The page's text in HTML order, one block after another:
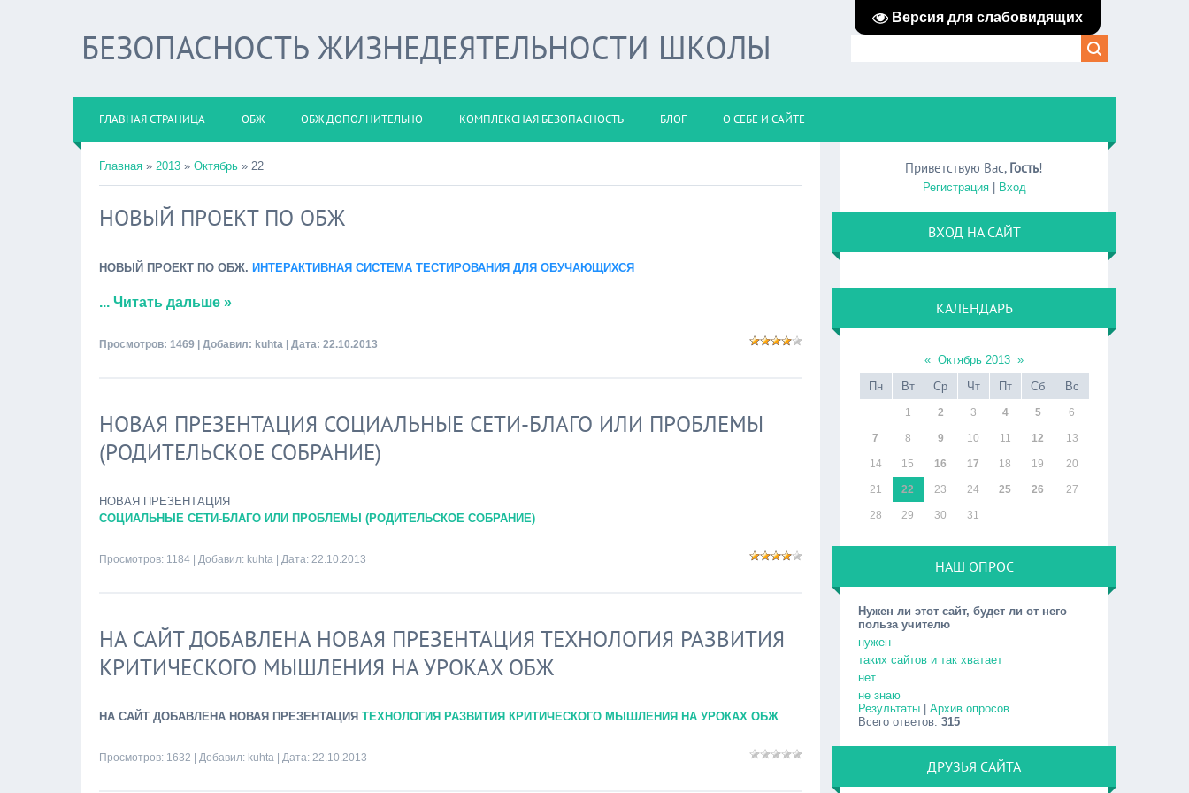
Версия для слабовидящих
БЕЗОПАСНОСТЬ ЖИЗНЕДЕЯТЕЛЬНОСТИ ШКОЛЫ
ГЛАВНАЯ СТРАНИЦА ОБЖ ОБЖ ДОПОЛНИТЕЛЬНО КОМПЛЕКСНАЯ БЕЗОПАСНОСТЬ БЛОГ О СЕБЕ И САЙТЕ
Главная » 2013 » Октябрь » 22
НОВЫЙ ПРОЕКТ ПО ОБЖ
НОВЫЙ ПРОЕКТ ПО ОБЖ. ИНТЕРАКТИВНАЯ СИСТЕМА ТЕСТИРОВАНИЯ ДЛЯ ОБУЧАЮЩИХСЯ
... Читать дальше »
Просмотров: 1469 | Добавил: kuhta | Дата: 22.10.2013
НОВАЯ ПРЕЗЕНТАЦИЯ СОЦИАЛЬНЫЕ СЕТИ-БЛАГО ИЛИ ПРОБЛЕМЫ
(РОДИТЕЛЬСКОЕ СОБРАНИЕ)
НОВАЯ ПРЕЗЕНТАЦИЯ
СОЦИАЛЬНЫЕ СЕТИ-БЛАГО ИЛИ ПРОБЛЕМЫ (РОДИТЕЛЬСКОЕ СОБРАНИЕ)
Просмотров: 1184 | Добавил: kuhta | Дата: 22.10.2013
НА САЙТ ДОБАВЛЕНА НОВАЯ ПРЕЗЕНТАЦИЯ ТЕХНОЛОГИЯ РАЗВИТИЯ
КРИТИЧЕСКОГО МЫШЛЕНИЯ НА УРОКАХ ОБЖ
НА САЙТ ДОБАВЛЕНА НОВАЯ ПРЕЗЕНТАЦИЯ ТЕХНОЛОГИЯ РАЗВИТИЯ КРИТИЧЕСКОГО МЫШЛЕНИЯ НА УРОКАХ ОБЖ
Просмотров: 1632 | Добавил: kuhta | Дата: 22.10.2013
Приветствую Вас, Гость!
Регистрация| Вход
ВХОД НА САЙТ
КАЛЕНДАРЬ
« Октябрь 2013 »
Пн
Вт Ср Чт Пт Сб Вс
1 2 3 4 5 6
7 8 9 10 11 12 13
14 15 16 17 18 19 20
21 22 23 24 25 26 27
28 29 30 31
НАШ ОПРОС
Нужен ли этот сайт, будет ли от него
польза учителю
нужен
таких сайтов и так хватает
нет
не знаю
Результаты |Архив опросов
Всего ответов:315
ДРУЗЬЯ САЙТА